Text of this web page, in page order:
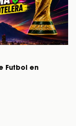
Futbol en